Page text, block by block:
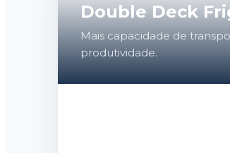
Double Deck
Mais capacidade de
produtividade.